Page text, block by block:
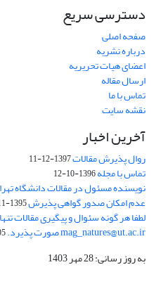
دسترسی سریع
صفحه اصلی
درباره نشریه
اعضای هیات تحریریه
ارسال مقاله
تماس با ما
نقشه سایت
آخرین اخبار
روال پذیرش مقالات1397-12-11
تماس با مجله1396-10-12
نویسنده مسئول در مقالات دانشگاه
عدم امکان صدور گواهی پذیرش1395-11-21
لطفا هر گونه سئوال و پیگیری مقالات
mag_natures@ut.ac.ir صورت پذیرد.
به روز رسانی: 28 مهر 1403